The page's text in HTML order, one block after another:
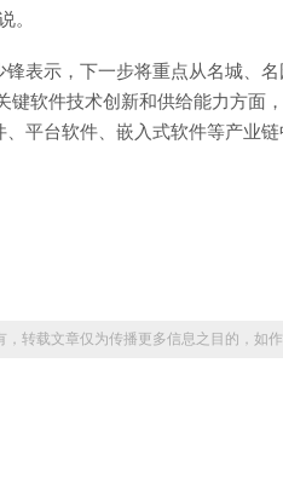
。
表示，下一步将重点从名城、
键软件技术创新和供给能力方面
平台软件、嵌入式软件等产业
转载文章仅为传播更多信息之目的，如